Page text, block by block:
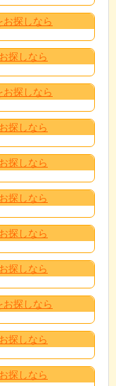
探しなら
探しなら
お探しなら
探しなら
探しなら
探しなら
探しなら
探しなら
探しなら
探しなら
探しなら